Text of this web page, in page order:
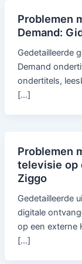
Problemen
Demand:
Gedetailleerde
Demand
ondertitels,
[…]
Problemen
televisie op
Ziggo
Gedetailleerde
digitale
op een externe
[…]